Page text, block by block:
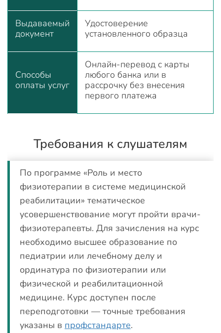
Выдаваемый
документ
Удостоверение
установленного образца
Способы
оплаты услуг
Онлайн-перевод с карты
любого банка или в
рассрочку без внесения
первого платежа
Требования к слушателям
По программе «Роль и место
физиотерапии в системе медицинской
реабилитации» тематическое
усовершенствование могут пройти врачи-
физиотерапевты. Для зачисления на курс
необходимо высшее образование по
педиатрии или лечебному делу и
ординатура по физиотерапии или
физической и реабилитационной
медицине. Курс доступен после
переподготовки — точные требования
указаны в профстандарте.